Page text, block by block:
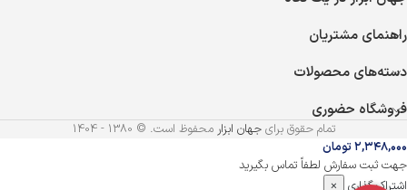
راهنمای مشتریان
دسته‌های محصولات
فروشگاه حضوری
تمام حقوق برایجهان ابزار محفوظ است. © 1380 - 1404
۲,۳۴۸,۰۰۰تومان
جهت ثبت سفارش لطفاً تماس بگیرید
اشتراک گذاری
×